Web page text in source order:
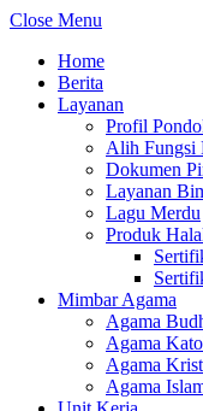
Close Menu
Home
Berita
Layanan
Profil
Alih Fungsi
Dokumen
Layanan
Lagu Merdu
Produk
Mimbar Agama
Agama
Agama
Agama
Agama